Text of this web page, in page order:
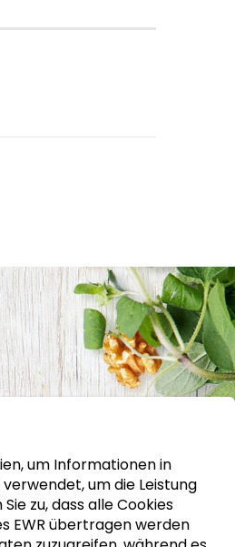
um Informationen in
um die Leistung
zu, dass alle Cookies
EWR übertragen werden